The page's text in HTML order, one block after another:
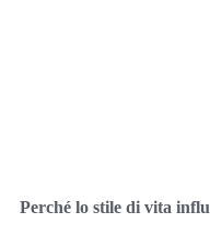
Perché lo stile di vita